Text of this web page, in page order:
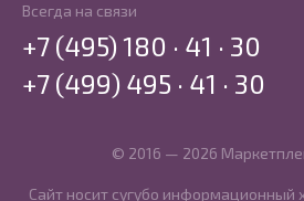
Всегда на связи
+7 (495) 180 · 41 · 30
+7 (499) 495 · 41 · 30
© 2016 — 2026
Сайт носит сугубо информационный